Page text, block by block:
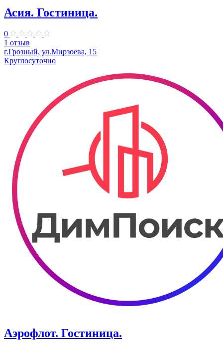
Асия. Гостиница.
0
1 отзыв
г.Грозный, ул.Мирзоева, 15
Круглосуточно
Аэрофлот. Гостиница.